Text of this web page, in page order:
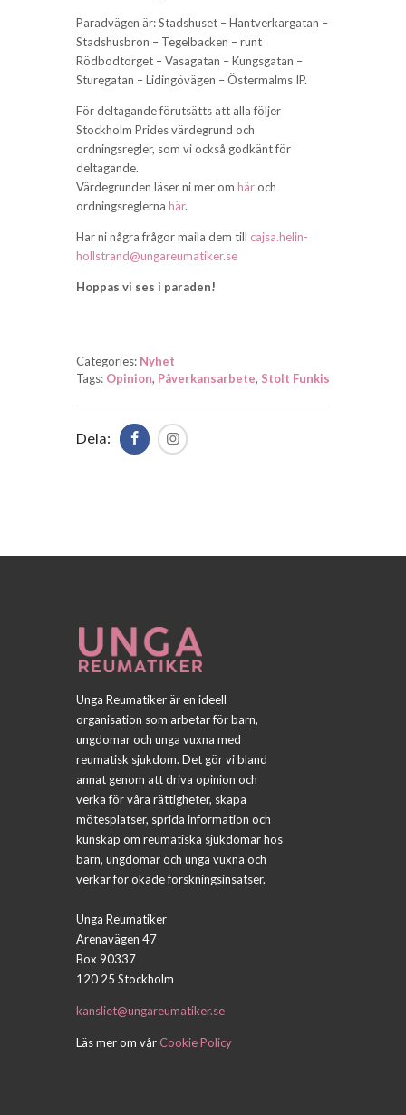
Paradvägen är: Stadshuset – Hantverkargatan –
Stadshusbron – Tegelbacken – runt
Rödbodtorget – Vasagatan – Kungsgatan –
Sturegatan – Lidingövägen – Östermalms IP.
För deltagande förutsätts att alla följer
Stockholm Prides värdegrund och
ordningsregler, som vi också godkänt för
deltagande.
Värdegrunden läser ni mer om häroch
ordningsreglerna här.
Har ni några frågor maila dem till cajsa.helin-
hollstrand@ungareumatiker.se
Hoppas vi ses i paraden!
Categories: Nyhet
Tags: Opinion, Påverkansarbete, Stolt Funkis
Dela:
Unga Reumatiker är en ideell
organisation som arbetar för barn,
ungdomar och unga vuxna med
reumatisk sjukdom. Det gör vi bland
annat genom att driva opinion och
verka för våra rättigheter, skapa
mötesplatser, sprida information och
kunskap om reumatiska sjukdomar hos
barn, ungdomar och unga vuxna och
verkar för ökade forskningsinsatser.
Unga Reumatiker
Arenavägen 47
Box 90337
120 25 Stockholm
kansliet@ungareumatiker.se
Läs mer om vårCookie Policy